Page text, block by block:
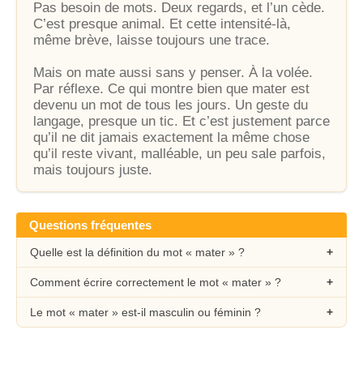
Pas besoin de mots. Deux regards, et l’un cède.
C’est presque animal. Et cette intensité-là,
même brève, laisse toujours une trace.
Mais on mate aussi sans y penser. À la volée.
Par réflexe. Ce qui montre bien que mater est
devenu un mot de tous les jours. Un geste du
langage, presque un tic. Et c’est justement parce
qu’il ne dit jamais exactement la même chose
qu’il reste vivant, malléable, un peu sale parfois,
mais toujours juste.
Questions fréquentes
Quelle est la définition du mot « mater » ?
Comment écrire correctement le mot « mater » ?
Le mot « mater » est-il masculin ou féminin ?